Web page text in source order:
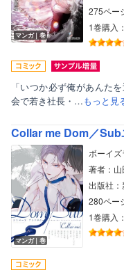
マンガ｜巻
275ペー
1巻購入
「いつか必ず俺があんた
会で若き社長・…もっと見
Collar me Dom／Sub
マンガ｜巻
ボーイ
著者：
出版社
280ペー
1巻購入